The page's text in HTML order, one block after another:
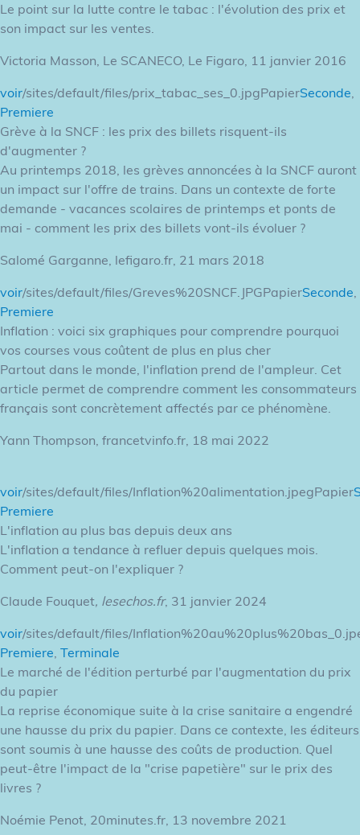
Le point sur la lutte contre le tabac : l'évolution des prix et
son impact sur les ventes.
Victoria Masson, Le SCANECO, Le Figaro, 11 janvier 2016
voir/sites/default/files/prix_tabac_ses_0.jpgPapierSeconde,
Premiere
Grève à la SNCF : les prix des billets risquent-ils
d'augmenter ?
Au printemps 2018, les grèves annoncées à la SNCF auront
un impact sur l'offre de trains. Dans un contexte de forte
demande - vacances scolaires de printemps et ponts de
mai - comment les prix des billets vont-ils évoluer ?
Salomé Garganne, lefigaro.fr, 21 mars 2018
voir/sites/default/files/Greves%20SNCF.JPGPapierSeconde,
Premiere
Inflation : voici six graphiques pour comprendre pourquoi
vos courses vous coûtent de plus en plus cher
Partout dans le monde, l'inflation prend de l'ampleur. Cet
article permet de comprendre comment les consommateurs
français sont concrètement affectés par ce phénomène.
Yann Thompson, francetvinfo.fr, 18 mai 2022
voir/sites/default/files/Inflation%20alimentation.jpegPapier
Premiere
L'inflation au plus bas depuis deux ans
L'inflation a tendance à refluer depuis quelques mois.
Comment peut-on l'expliquer ?
Claude Fouquet, lesechos.fr, 31 janvier 2024
voir/sites/default/files/
Premiere, Terminale
Le marché de l'édition perturbé par l'augmentation du prix
du papier
La reprise économique suite à la crise sanitaire a engendré
une hausse du prix du papier. Dans ce contexte, les éditeurs
sont soumis à une hausse des coûts de production. Quel
peut-être l'impact de la "crise papetière" sur le prix des
livres ?
Noémie Penot, 20minutes.fr, 13 novembre 2021